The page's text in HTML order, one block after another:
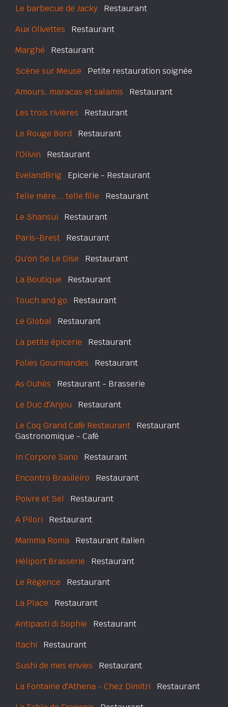
Le barbecue de Jacky Restaurant
Aux Olivettes Restaurant
Marghé Restaurant
Scène sur Meuse Petite restauration soignée
Amours, maracas et salamis Restaurant
Les trois rivières Restaurant
Le Rouge Bord Restaurant
l'Olivin Restaurant
EvelandBrig Epicerie - Restaurant
Telle mère... telle fille Restaurant
Le Shansui Restaurant
Paris-Brest Restaurant
Qu'on Se Le Dise Restaurant
La Boutique Restaurant
Touch and go Restaurant
Le Global Restaurant
La petite épicerie Restaurant
Folies Gourmandes Restaurant
As Ouhès Restaurant - Brasserie
Le Duc d'Anjou Restaurant
Le Coq Grand Café Restaurant Restaurant
Gastronomique - Café
In Corpore Sano Restaurant
Encontro Brasileiro Restaurant
Poivre et Sel Restaurant
A Pilori Restaurant
Mamma Roma Restaurant italien
Héliport Brasserie Restaurant
Le Régence Restaurant
La Place Restaurant
Antipasti di Sophie Restaurant
Itachi Restaurant
Sushi de mes envies Restaurant
La Fontaine d'Athena - Chez Dimitri Restaurant